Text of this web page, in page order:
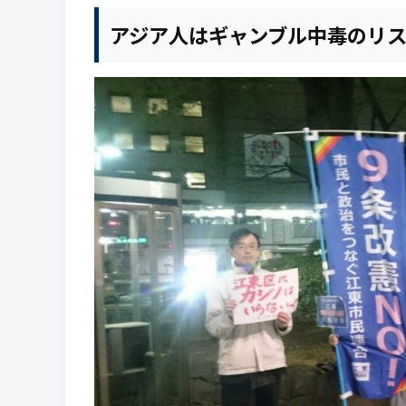
アジア人はギャンブル中毒のリ